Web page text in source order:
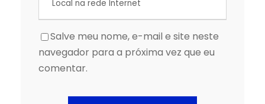
Salve meu nome, e-mail e site neste
navegador para a próxima vez que eu
comentar.